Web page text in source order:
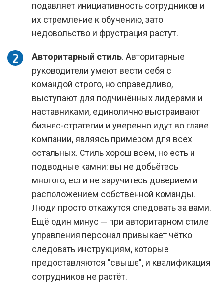
подавляет инициативность сотрудников и
их стремление к обучению, зато
недовольство и фрустрация растут.
Авторитарный стиль. Авторитарные
руководители умеют вести себя с
командой строго, но справедливо,
выступают для подчинённых лидерами и
наставниками, единолично выстраивают
бизнес-стратегии и уверенно идут во главе
компании, являясь примером для всех
остальных. Стиль хорош всем, но есть и
подводные камни: вы не добьётесь
многого, если не заручитесь доверием и
расположением собственной команды.
Люди просто откажутся следовать за вами.
Ещё один минус ─ при авторитарном стиле
управления персонал привыкает чётко
следовать инструкциям, которые
предоставляются "свыше", и квалификация
сотрудников не растёт.